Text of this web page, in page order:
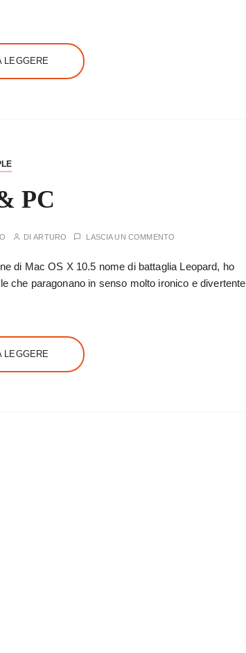
LEGGERE
PC
DIARTURO LASCIA UN COMMENTO
di Mac OS X 10.5 nome di battaglia Leopard, ho
che paragonano in senso molto ironico e divertente
LEGGERE